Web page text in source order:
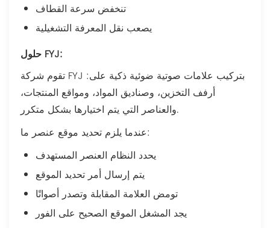
تنخفض سرعة القطاف
يصعب نقل المعرفة التشغيلية
حلول FYJ:
تقوم شركة FYJ بتركيب علامات صوتية ضوئية ذكية على:
أرفف التخزين، وصناديق المواد، ومواقع المنتجات،
والعناصر التي يتم اختيارها بشكل متكرر.
عندما يلزم تحديد موقع عنصر ما:
يحدد النظام العنصر المستهدف
يتم إرسال أمر تحديد الموقع
تومض العلامة المقابلة وتصدر أصواتًا
يجد المشغل الموقع الصحيح على الفور